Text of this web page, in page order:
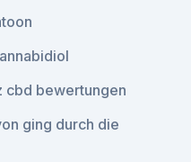
cbd bewertungen
ging durch die